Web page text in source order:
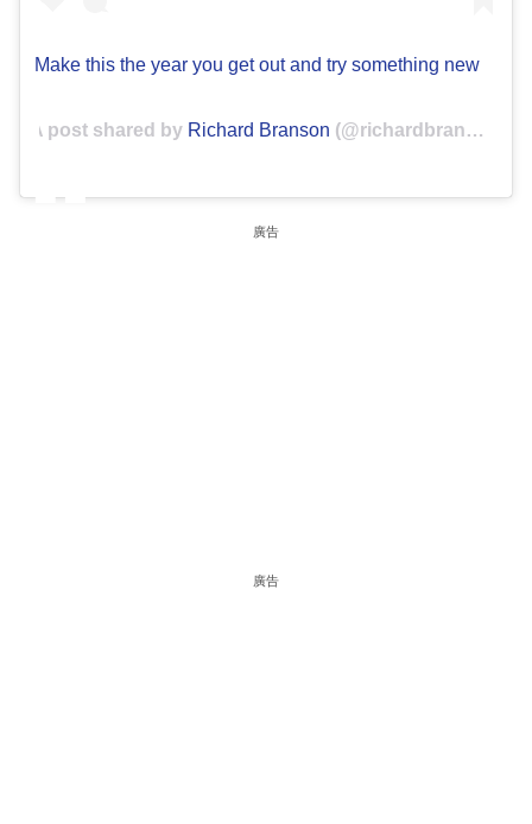
Make this the year you get out and try something new
A post shared by Richard Branson (@richardbranson) on
廣告
廣告